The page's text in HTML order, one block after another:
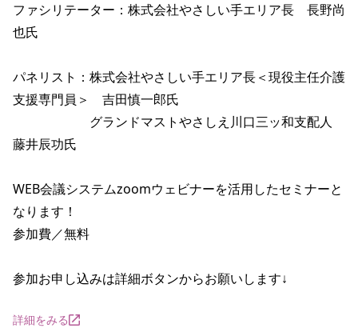
ファシリテーター：株式会社やさしい手エリア長　長野尚
也氏
パネリスト：株式会社やさしい手エリア長＜現役主任介護
支援専門員＞　吉田慎一郎氏
グランドマストやさしえ川口三ッ和支配人
藤井辰功氏
WEB会議システムzoomウェビナーを活用したセミナーと
なります！
参加費／無料
参加お申し込みは詳細ボタンからお願いします↓
詳細をみる